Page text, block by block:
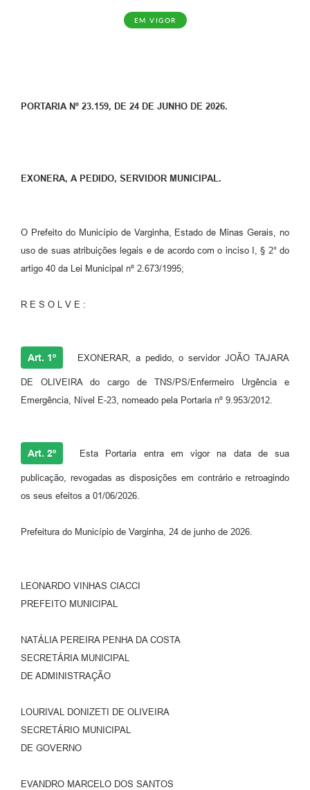
EM VIGOR
PORTARIA Nº 23.159, DE 24 DE JUNHO DE 2026.
EXONERA, A PEDIDO, SERVIDOR MUNICIPAL.
O Prefeito do Município de Varginha, Estado de Minas Gerais, no
uso de suas atribuições legais e de acordo com o inciso I, § 2° do
artigo 40 da Lei Municipal nº 2.673/1995;
R E S O L V E :
Art. 1º EXONERAR, a pedido, o servidor JOÃO TAJARA
DE OLIVEIRA do cargo de TNS/PS/Enfermeiro Urgência e
Emergência, Nível E-23, nomeado pela Portaria nº 9.953/2012.
Art. 2º Esta Portaria entra em vigor na data de sua
publicação, revogadas as disposições em contrário e retroagindo
os seus efeitos a 01/06/2026.
Prefeitura do Município de Varginha, 24 de junho de 2026.
LEONARDO VINHAS CIACCI
PREFEITO MUNICIPAL
NATÁLIA PEREIRA PENHA DA COSTA
SECRETÁRIA MUNICIPAL
DE ADMINISTRAÇÃO
LOURIVAL DONIZETI DE OLIVEIRA
SECRETÁRIO MUNICIPAL
DE GOVERNO
EVANDRO MARCELO DOS SANTOS